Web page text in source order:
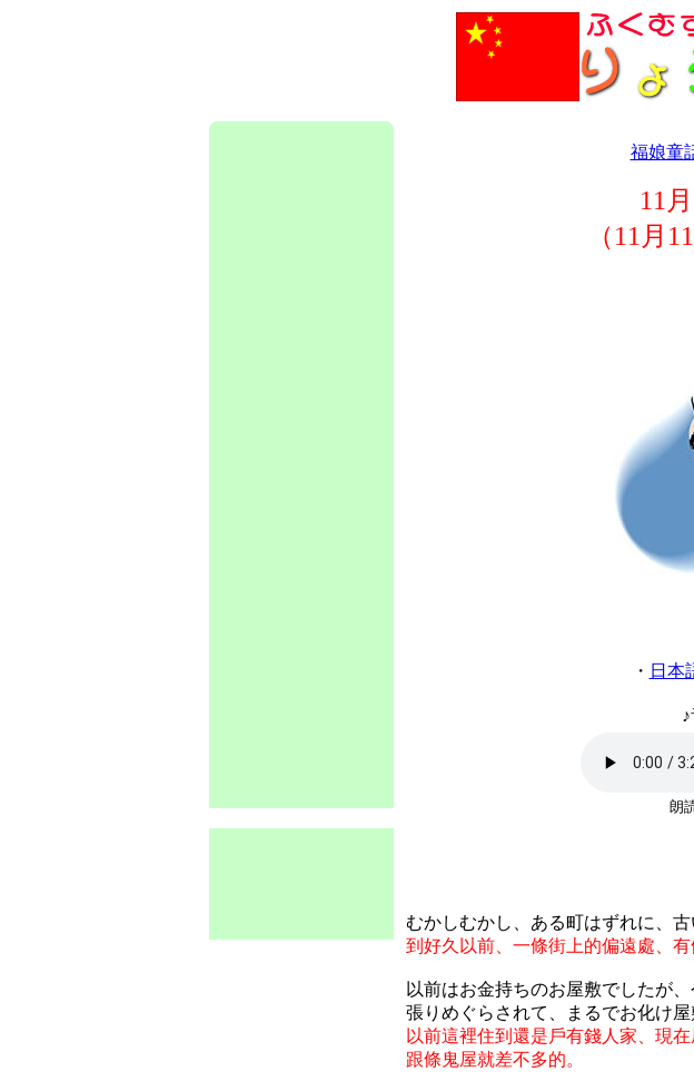
福娘童
11
（11月
・ 日本
朗
むかしむかし、ある町はずれに、古
到好久以前、一條街上的偏遠處、有
以前はお金持ちのお屋敷でしたが
張りめぐらされて、まるでお化け屋
以前這裡住到還是戶有錢人家、現
跟條鬼屋就差不多的。